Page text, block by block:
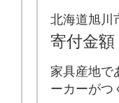
メープ
北海道旭川
寄付金額
家具産地で
ーカーがつ